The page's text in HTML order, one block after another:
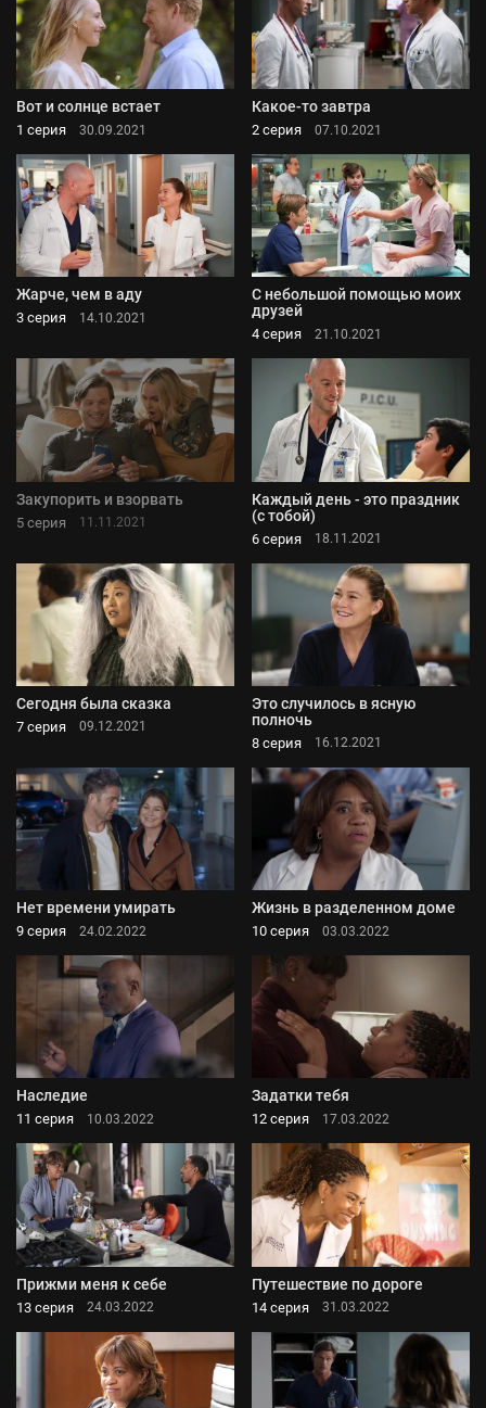
Вот и солнце встает
1 серия 30.09.2021
Какое-то завтра
2 серия 07.10.2021
Жарче, чем в аду
3 серия 14.10.2021
С небольшой помощью моих
друзей
4 серия 21.10.2021
Закупорить и взорвать
5 серия 11.11.2021
Каждый день - это праздник
(с тобой)
6 серия 18.11.2021
Сегодня была сказка
7 серия 09.12.2021
Это случилось в ясную
полночь
8 серия 16.12.2021
Нет времени умирать
9 серия 24.02.2022
Жизнь в разделенном доме
10 серия 03.03.2022
Наследие
11 серия 10.03.2022
Задатки тебя
12 серия 17.03.2022
Прижми меня к себе
13 серия 24.03.2022
Путешествие по дороге
14 серия 31.03.2022